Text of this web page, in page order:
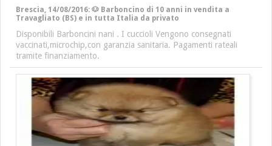
Brescia, 14/08/2016: 🐶 Barboncino di 10 anni in vendita a
Travagliato (BS) e in tutta Italia da privato
Disponibili Barboncini nani . I cuccioli Vengono consegnati
vaccinati,microchip,con garanzia sanitaria. Pagamenti rateali
tramite finanziamento.